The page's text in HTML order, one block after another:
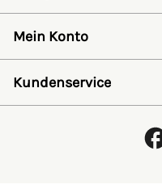
Schermaschinen
Futter- & Tränkesysteme
Haus, Hof & Stall
SALE
Mein Konto
Registrieren
Wunschzettel
Passwort vergessen
Kundenservice
Kostenlose Fachberatung